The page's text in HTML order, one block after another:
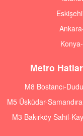
Metro
M8 Bostancı-
M5 Üsküdar-
M3 Bakırköy Sahil-